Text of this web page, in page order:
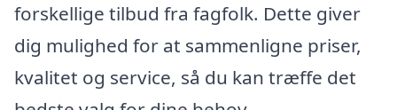
forskellige tilbud fra fagfolk. Dette giver
dig mulighed for at sammenligne priser,
kvalitet og service, så du kan træffe det